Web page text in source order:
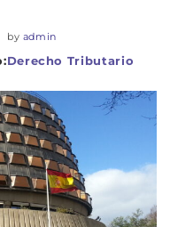
Derecho Tributario
by admin